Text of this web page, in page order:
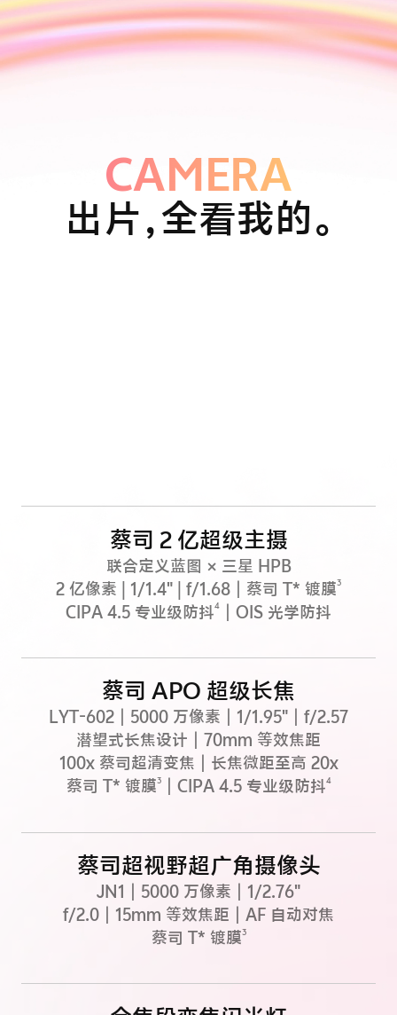
CAMERA
出片，全看我的。
蔡司 2 亿超级主摄
联合定义蓝图 × 三星 HPB
2 亿像素 | 1/1.4" | f/1.68｜蔡司 T* 镀膜3
CIPA 4.5 专业级防抖4 ｜OIS 光学防抖
蔡司 APO 超级长焦
LYT-602｜5000 万像素｜1/1.95"｜f/2.57
潜望式长焦设计｜70mm 等效焦距
100x 蔡司超清变焦｜长焦微距至高 20x
蔡司 T* 镀膜3｜CIPA 4.5 专业级防抖4
蔡司超视野超广角摄像头
JN1｜5000 万像素｜1/2.76"
f/2.0｜15mm 等效焦距｜AF 自动对焦
蔡司 T* 镀膜3